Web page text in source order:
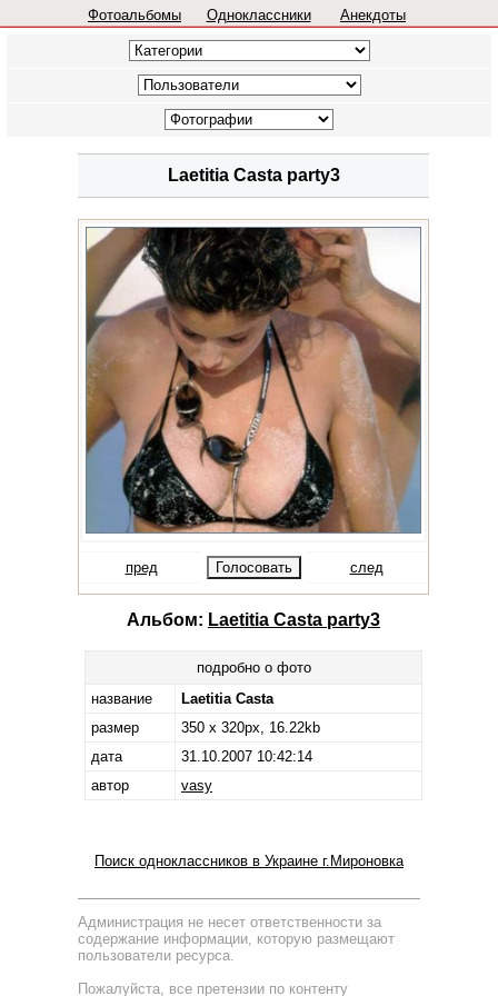
Фотоальбомы Одноклассники Анекдоты
Laetitia Casta party3
пред след
Альбом: Laetitia Casta party3
подробно о фото
название
Laetitia Casta
размер
350 x 320px, 16.22kb
дата
31.10.2007 10:42:14
автор
vasy
Поиск одноклассников в Украине г.Мироновка
Администрация не несет ответственности за
содержание информации, которую размещают
пользователи ресурса.
Пожалуйста, все претензии по контенту